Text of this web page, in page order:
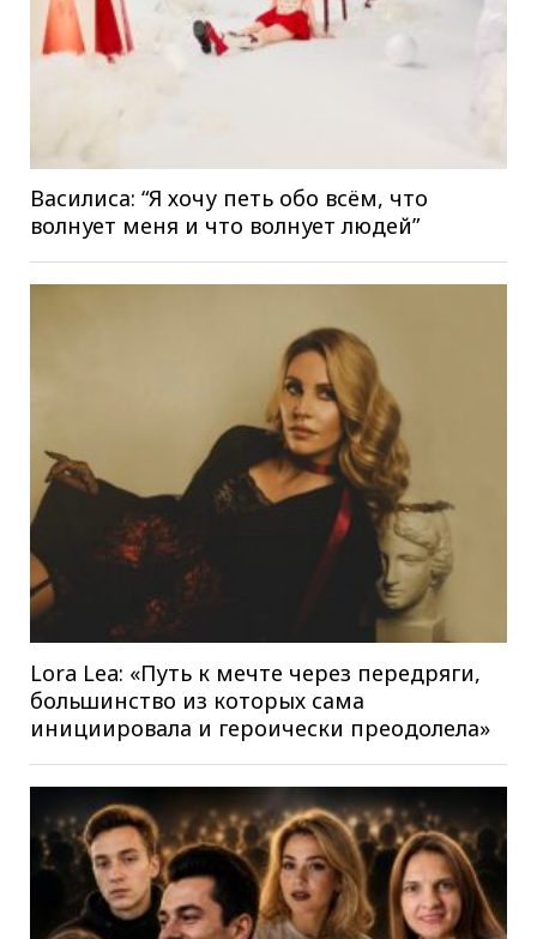
Василиса: “Я хочу петь обо всём, что
волнует меня и что волнует людей”
Lora Lea: «Путь к мечте через передряги,
большинство из которых сама
инициировала и героически преодолела»